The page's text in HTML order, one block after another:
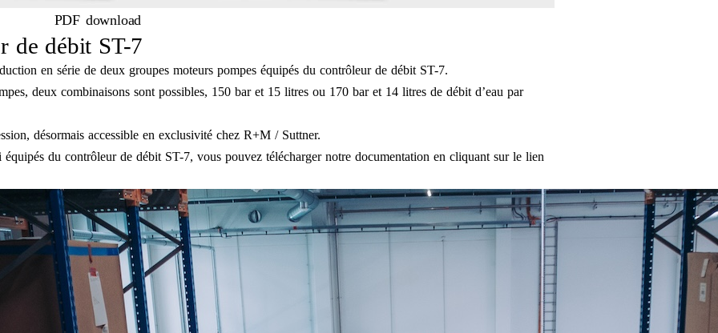
PDF download
de débit ST-7
en série de deux groupes moteurs pompes équipés du contrôleur de débit ST-7.
deux combinaisons sont possibles, 150 bar et 15 litres ou 170 bar et 14 litres de débit d’eau par
désormais accessible en exclusivité chez R+M / Suttner.
du contrôleur de débit ST-7, vous pouvez télécharger notre documentation en cliquant sur le lien